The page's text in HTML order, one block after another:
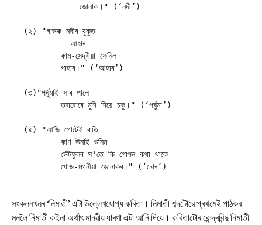
            জোনাক।" (‘নদী’)
(২) "গাভৰু নদীৰ বুকুত
          আহাৰ
	কাম-সেন্দূৰীয়া ফেনিল
	পাহাৰ।" (‘আহাৰ’)
(৩)"পৰ্ঘুমাই সাৰ পালে
	তৰাবোৰে মুদি দিয়ে চকু।" (‘পৰ্ঘুমা’)
(৪) "আজি গোটেই ৰাতি
	কাণ উনাই শুনিম
	ভেঁটফুলৰ স'তে কি গোপন কথা থাকে
	খোজ-মগনীয়া জোনাকৰ।" (‘চোৰ’)
সংকলনখনৰ ‘নিমাতী’ এটা উল্লেখযোগ্য কবিতা। নিমাতী শব্দটোৱে প্ৰথমেই পাঠকৰ
মনলৈ নিমাতী কইনা অৰ্থাৎ মানৱীয় ধাৰণা এটা আনি দিয়ে। কবিতাটোৰ কেন্দ্ৰবিন্দু নিমাতী